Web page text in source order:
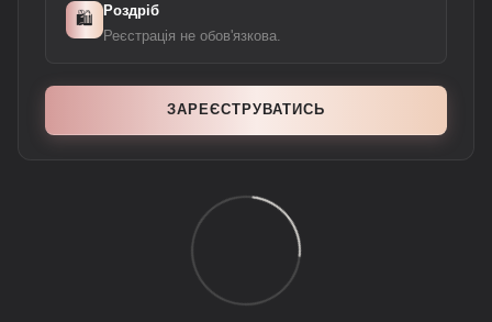
🛍️ Роздріб
Реєстрація не обов'язкова.
ЗАРЕЄСТРУВАТИСЬ